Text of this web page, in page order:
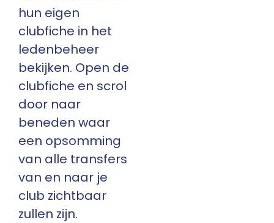
hun eigen
clubfiche in het
ledenbeheer
bekijken. Open de
clubfiche en scrol
door naar
beneden waar
een opsomming
van alle transfers
van en naar je
club zichtbaar
zullen zijn.